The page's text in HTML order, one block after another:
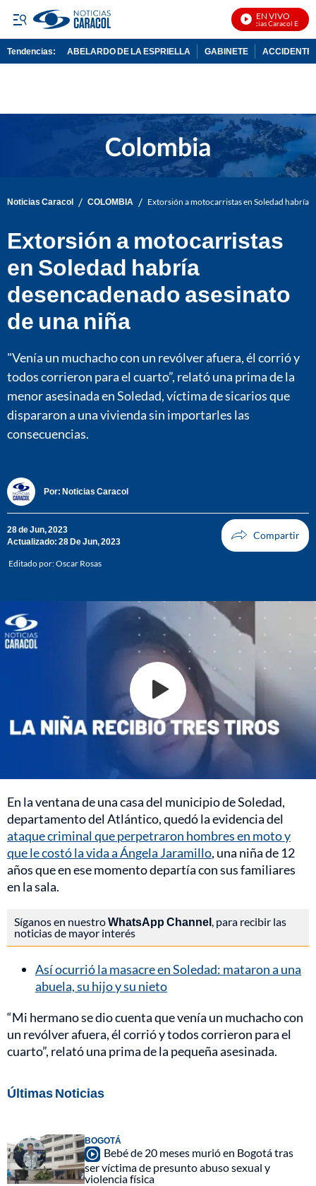
EN VIVO
Noticias Caracol En Vivo
Tendencias: ABELARDO DE LA ESPRIELLA GABINETE ACCIDENTE
Noticias Caracol / COLOMBIA / Extorsión a motocarristas en Soledad habría
Extorsión a motocarristas
en Soledad habría
desencadenado asesinato
de una niña
"Venía un muchacho con un revólver afuera, él corrió y
todos corrieron para el cuarto”, relató una prima de la
menor asesinada en Soledad, víctima de sicarios que
dispararon a una vivienda sin importarles las
consecuencias.
Por: Noticias Caracol
28 de Jun, 2023
Actualizado: 28 De Jun, 2023
Editado por:Oscar Rosas
En la ventana de una casa del municipio de Soledad,
departamento del Atlántico, quedó la evidencia del
ataque criminal que perpetraron hombres en moto y
que le costó la vida a Ángela Jaramillo, una niña de 12
años que en ese momento departía con sus familiares
en la sala.
Síganos en nuestroWhatsApp Channel , para recibir las
noticias de mayor interés
Así ocurrió la masacre en Soledad: mataron a una
abuela, su hijo y su nieto
“Mi hermano se dio cuenta que venía un muchacho con
un revólver afuera, él corrió y todos corrieron para el
cuarto”, relató una prima de la pequeña asesinada.
Últimas Noticias
BOGOTÁ
Bebé de 20 meses murió en Bogotá tras
ser víctima de presunto abuso sexual y
violencia física